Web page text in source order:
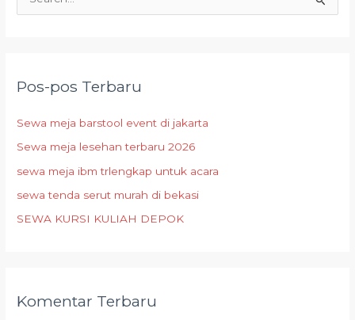
u
t
u
k
:
Pos-pos Terbaru
Sewa meja barstool event di jakarta
Sewa meja lesehan terbaru 2026
sewa meja ibm trlengkap untuk acara
sewa tenda serut murah di bekasi
SEWA KURSI KULIAH DEPOK
Komentar Terbaru